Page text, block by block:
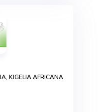
KIGELIA AFRICANA